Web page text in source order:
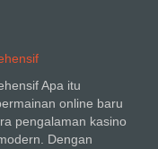
Apa itu
online baru
pengalaman kasino
Dengan